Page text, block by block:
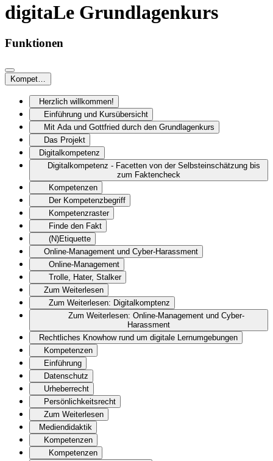
digitaLe Grundlagenkurs
Funktionen
Kompetenzen
Herzlich willkommen!
Einführung und Kursübersicht
Mit Ada und Gottfried durch den Grundlagenkurs
Das Projekt
Digitalkompetenz
Digitalkompetenz - Facetten von der Selbsteinschätzung bis
zum Faktencheck
Kompetenzen
Der Kompetenzbegriff
Kompetenzraster
Finde den Fakt
(N)Etiquette
Online-Management und Cyber-Harassment
Online-Management
Trolle, Hater, Stalker
Zum Weiterlesen
Zum Weiterlesen: Digitalkomptenz
Zum Weiterlesen: Online-Management und Cyber-
Harassment
Rechtliches Knowhow rund um digitale Lernumgebungen
Kompetenzen
Einführung
Datenschutz
Urheberrecht
Persönlichkeitsrecht
Zum Weiterlesen
Mediendidaktik
Kompetenzen
Kompetenzen